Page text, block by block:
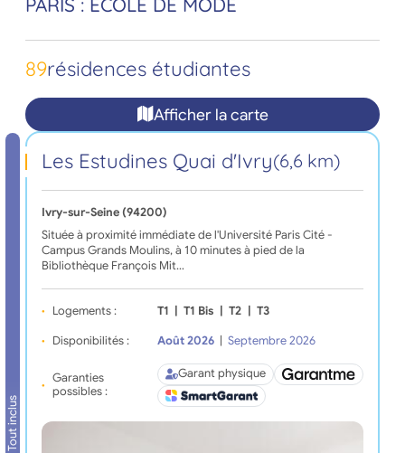
89résidences étudiantes
Afficher la carte
Tout inclus
Les Estudines Quai d'Ivry(6,6 km)
Ivry-sur-Seine (94200)
Située à proximité immédiate de l'Université Paris Cité -
Campus Grands Moulins, à 10 minutes à pied de la
Bibliothèque François Mit…
Logements : T1 | T1 Bis | T2 | T3
Disponibilités : Août 2026 | Septembre 2026
Garanties
possibles :
Garant physique